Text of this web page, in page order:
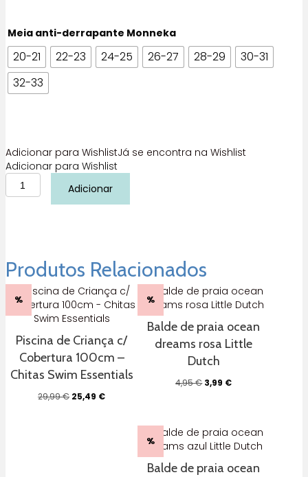
15,95 €.13,56 €.
Meia anti-derrapante Monneka
20-21 22-23 24-25 26-27 28-29
30-31
32-33
Adicionar para WishlistJá se encontra na Wishlist
Adicionar para Wishlist
Quantidade
de
Sapatinhos
Teal
Monnëka
Adicionar
Produtos Relacionados
%
Piscina de Criança c/
Cobertura 100cm –
Chitas Swim Essentials
29,99€ O
25,49 €O
%
Balde de praia ocean
dreams rosa Little
Dutch
4,95€ O
4,95 €.
3,99 €O
3,99 €.
%
Balde de praia ocean